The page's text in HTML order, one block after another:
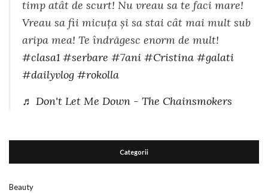
timp atât de scurt! Nu vreau sa te faci mare!
Vreau sa fii micuța și sa stai cât mai mult sub
aripa mea! Te îndrăgesc enorm de mult!
#clasa1 #serbare #7ani #Cristina #galati
#dailyvlog #rokolla
♬ Don't Let Me Down - The Chainsmokers
Categorii
Beauty